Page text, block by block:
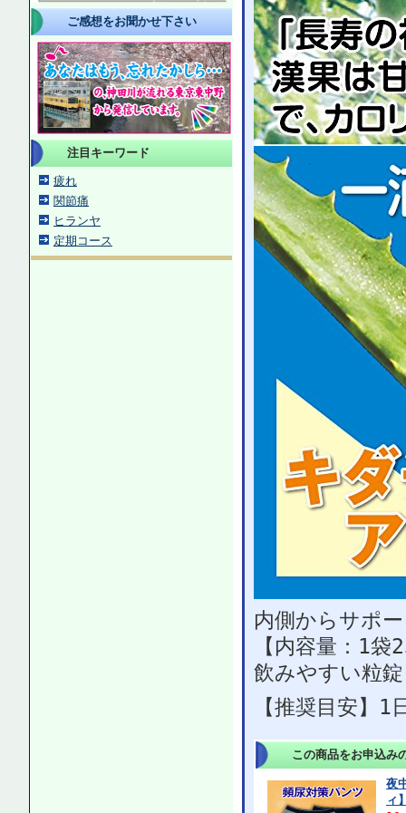
ご感想をお聞かせ下さい
注目キーワード
疲れ
関節痛
ヒランヤ
定期コース
内側からサポ
【内容量：1
飲みやすい粒
【推奨目安】
この商品をお申込み
夜
ィ